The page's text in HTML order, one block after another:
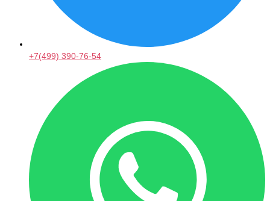
+7(499) 390-76-54